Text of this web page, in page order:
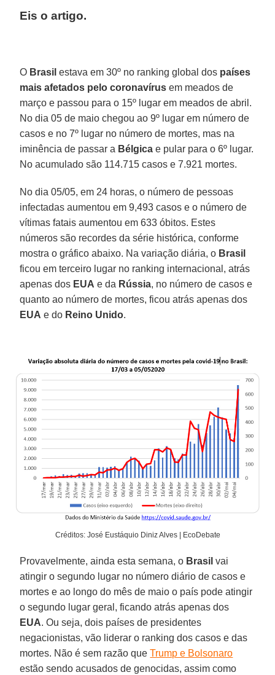
Eis o artigo.
O Brasil estava em 30º no ranking global dos países
mais afetados pelo coronavírus em meados de
março e passou para o 15º lugar em meados de abril.
No dia 05 de maio chegou ao 9º lugar em número de
casos e no 7º lugar no número de mortes, mas na
iminência de passar a Bélgica e pular para o 6º lugar.
No acumulado são 114.715 casos e 7.921 mortes.
No dia 05/05, em 24 horas, o número de pessoas
infectadas aumentou em 9,493 casos e o número de
vítimas fatais aumentou em 633 óbitos. Estes
números são recordes da série histórica, conforme
mostra o gráfico abaixo. Na variação diária, o Brasil
ficou em terceiro lugar no ranking internacional, atrás
apenas dos EUA e da Rússia, no número de casos e
quanto ao número de mortes, ficou atrás apenas dos
EUA e do Reino Unido.
Créditos: José Eustáquio Diniz Alves | EcoDebate
Provavelmente, ainda esta semana, o Brasil vai
atingir o segundo lugar no número diário de casos e
mortes e ao longo do mês de maio o país pode atingir
o segundo lugar geral, ficando atrás apenas dos
EUA. Ou seja, dois países de presidentes
negacionistas, vão liderar o ranking dos casos e das
mortes. Não é sem razão queTrump e Bolsonaro
estão sendo acusados de genocidas, assim como